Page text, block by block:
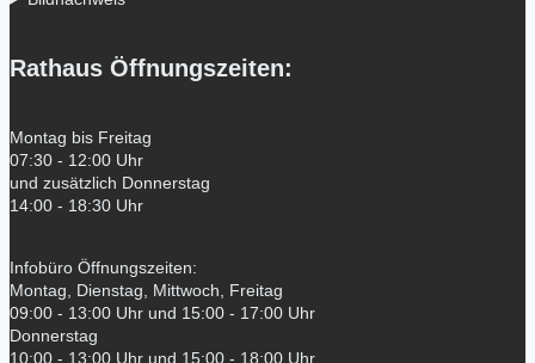
Rathaus Öffnungszeiten:
Montag bis Freitag
07:30 - 12:00 Uhr
und zusätzlich Donnerstag
14:00 - 18:30 Uhr
Infobüro Öffnungszeiten:
Montag, Dienstag, Mittwoch, Freitag
09:00 - 13:00 Uhr und 15:00 - 17:00 Uhr
Donnerstag
10:00 - 13:00 Uhr und 15:00 - 18:00 Uhr